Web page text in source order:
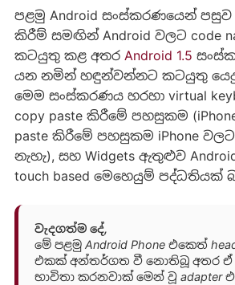
පළමු Android සංස්කරණයෙන්
කිරීම් සමඟින් Android වලට code
කටයුතු කළ අතර Android 1.5
යන නමින් හඳුන්වන්නට කටයුතු
මෙම සංස්කරණය හරහා virtual
copy paste කිරීමේ පහසුකම
paste කිරීමේ පහසුකම iPhone
නැහැ), සහ Widgets ඇතුළුව
touch based මෙහෙයුම් පද්ධතියක්
වැදගත්ම ‍දේ,
මේ පළමු Android Phone එකෙත්
එකක් අන්තර්ගත වී නොතිබූ අතර ඒ
භාවිතා කරනවාක් මෙන් වූ adapter